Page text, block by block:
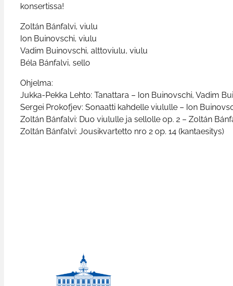
konsertissa!
Zoltán Bánfalvi, viulu
Ion Buinovschi, viulu
Vadim Buinovschi, alttoviulu, viulu
Béla Bánfalvi, sello
Ohjelma:
Jukka-Pekka Lehto: Tanattara – Ion Buinovschi, Vadim
Sergei Prokofjev: Sonaatti kahdelle viululle – Ion
Zoltán Bánfalvi: Duo viululle ja sellolle op. 2 – Zoltán
Zoltán Bánfalvi: Jousikvartetto nro 2 op. 14 (kantaesitys)